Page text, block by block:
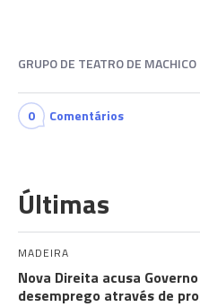
GRUPO DE TEATRO DE MACHICO
0 Comentários
Últimas
MADEIRA
Nova Direita acusa
desemprego através de